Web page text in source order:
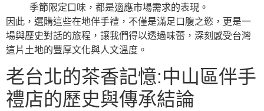
季節限定口味，都是適應市場需求的表現。
因此，選購這些在地伴手禮，不僅是滿足口腹之慾，更是一
場與歷史對話的旅程，讓我們得以透過味蕾，深刻感受台灣
這片土地的豐厚文化與人文溫度。
老台北的茶香記憶:中山區伴手
禮店的歷史與傳承結論